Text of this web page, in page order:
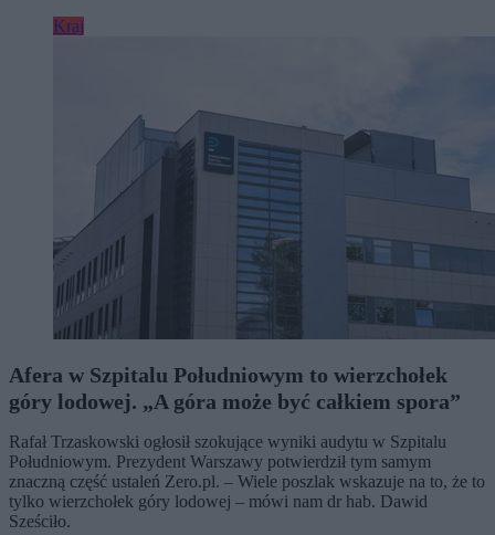
Kraj
Afera w Szpitalu Południowym to wierzchołek
góry lodowej. „A góra może być całkiem spora”
Rafał Trzaskowski ogłosił szokujące wyniki audytu w Szpitalu
Południowym. Prezydent Warszawy potwierdził tym samym
znaczną część ustaleń Zero.pl. – Wiele poszlak wskazuje na to, że to
tylko wierzchołek góry lodowej – mówi nam dr hab. Dawid
Sześciło.